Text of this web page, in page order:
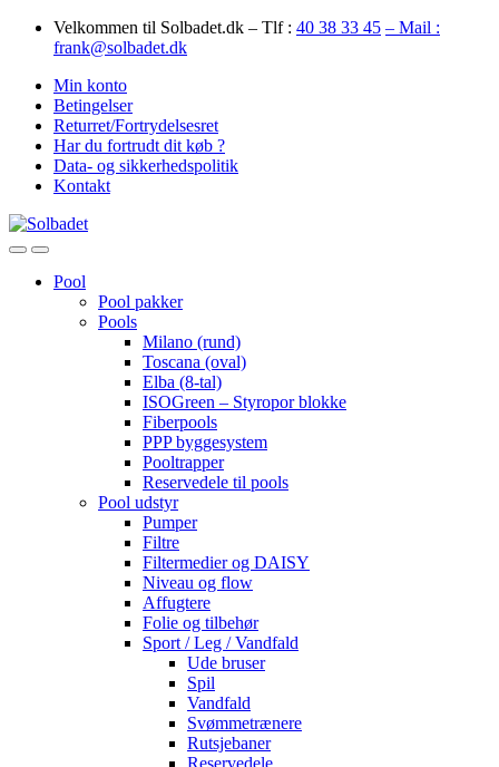
Skip
Skip
Velkommen til Solbadet.dk – Tlf : 40 38 33 45 – Mail :
frank@solbadet.dk
Min konto
Betingelser
Returret/Fortrydelsesret
Har du fortrudt dit køb ?
Data- og sikkerhedspolitik
Kontakt
OpenClose
Pool
Pool pakker
Pools
Milano (rund)
Toscana (oval)
Elba (8-tal)
ISOGreen – Styropor blokke
Fiberpools
PPP byggesystem
Pooltrapper
Reservedele til pools
Pool udstyr
Pumper
Filtre
Filtermedier og DAISY
Niveau og flow
Affugtere
Folie og tilbehør
Sport / Leg / Vandfald
Ude bruser
Spil
Vandfald
Svømmetrænere
Rutsjebaner
Reservedele